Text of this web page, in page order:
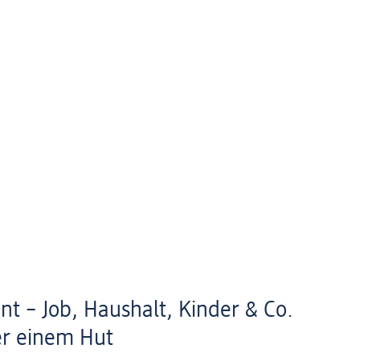
– Job, Haushalt, Kinder & Co.
einem Hut